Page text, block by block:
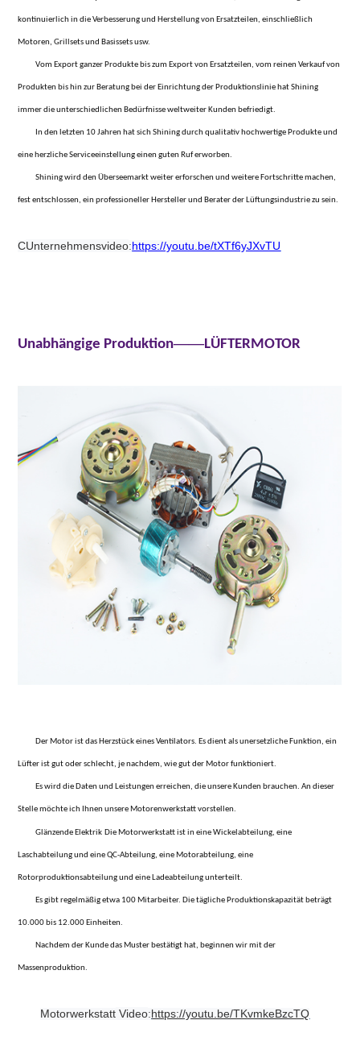
kontinuierlich in die Verbesserung und Herstellung von Ersatzteilen, einschließlich
Motoren, Grillsets und Basissets usw.
Vom Export ganzer Produkte bis zum Export von Ersatzteilen, vom reinen Verkauf von
Produkten bis hin zur Beratung bei der Einrichtung der Produktionslinie hat Shining
immer die unterschiedlichen Bedürfnisse weltweiter Kunden befriedigt.
In den letzten 10 Jahren hat sich Shining durch qualitativ hochwertige Produkte und
eine herzliche Serviceeinstellung einen guten Ruf erworben.
Shining wird den Überseemarkt weiter erforschen und weitere Fortschritte machen,
fest entschlossen, ein professioneller Hersteller und Berater der Lüftungsindustrie zu sein.
CUnternehmensvideo:https://youtu.be/tXTf6yJXvTU
Unabhängige Produktion——LÜFTERMOTOR
Der Motor ist das Herzstück eines Ventilators. Es dient als unersetzliche Funktion, ein
Lüfter ist gut oder schlecht, je nachdem, wie gut der Motor funktioniert.
Es wird die Daten und Leistungen erreichen, die unsere Kunden brauchen. An dieser
Stelle möchte ich Ihnen unsere Motorenwerkstatt vorstellen.
Glänzende Elektrik Die Motorwerkstatt ist in eine Wickelabteilung, eine
Laschabteilung und eine QC-Abteilung, eine Motorabteilung, eine
Rotorproduktionsabteilung und eine Ladeabteilung unterteilt.
Es gibt regelmäßig etwa 100 Mitarbeiter. Die tägliche Produktionskapazität beträgt
10.000 bis 12.000 Einheiten.
Nachdem der Kunde das Muster bestätigt hat, beginnen wir mit der
Massenproduktion.
Motorwerkstatt Video:https://youtu.be/TKvmkeBzcTQ